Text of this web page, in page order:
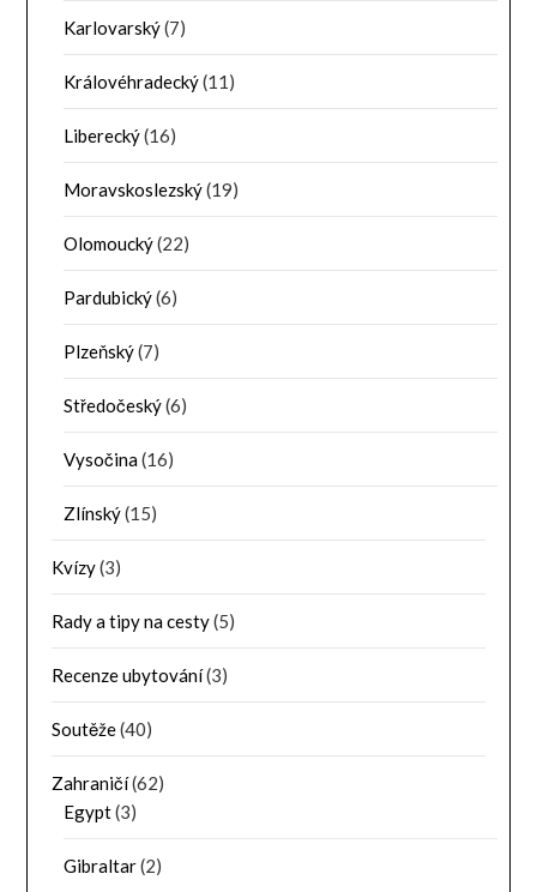
Karlovarský(7)
Královéhradecký(11)
Liberecký(16)
Moravskoslezský(19)
Olomoucký(22)
Pardubický(6)
Plzeňský(7)
Středočeský(6)
Vysočina(16)
Zlínský(15)
Kvízy(3)
Rady a tipy na cesty(5)
Recenze ubytování(3)
Soutěže(40)
Zahraničí(62)
Egypt(3)
Gibraltar(2)